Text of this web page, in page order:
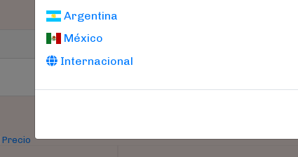
Argentina
México
Internacional
|Precio